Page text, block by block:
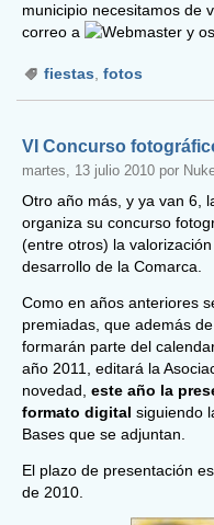
municipio necesitamos de
correo a
y
fiestas, fotos
VI Concurso
martes, 13 julio 2010 por
Otro año más, y ya van 6,
organiza su concurso
(entre otros) la
desarrollo de la Comarca.
Como en años anteriores
premiadas, que además
formarán parte del
año 2011, editará la
novedad, este año la
formato digital siguiendo
Bases que se adjuntan.
El plazo de presentación
de 2010.